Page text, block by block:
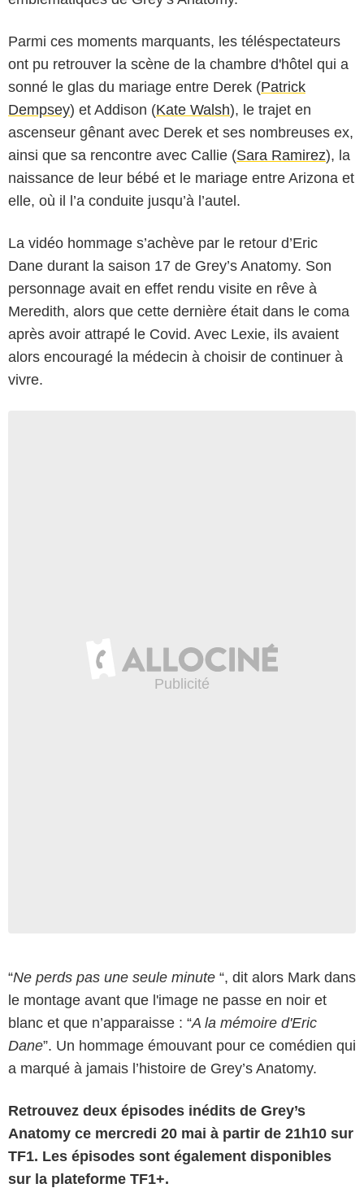
Parmi ces moments marquants, les téléspectateurs
ont pu retrouver la scène de la chambre d'hôtel qui a
sonné le glas du mariage entre Derek (Patrick
Dempsey) et Addison (Kate Walsh), le trajet en
ascenseur gênant avec Derek et ses nombreuses ex,
ainsi que sa rencontre avec Callie (Sara Ramirez), la
naissance de leur bébé et le mariage entre Arizona et
elle, où il l’a conduite jusqu’à l’autel.
La vidéo hommage s’achève par le retour d’Eric
Dane durant la saison 17 de Grey’s Anatomy. Son
personnage avait en effet rendu visite en rêve à
Meredith, alors que cette dernière était dans le coma
après avoir attrapé le Covid. Avec Lexie, ils avaient
alors encouragé la médecin à choisir de continuer à
vivre.
“Ne perds pas une seule minute “, dit alors Mark dans
le montage avant que l'image ne passe en noir et
blanc et que n’apparaisse : “A la mémoire d'Eric
Dane”. Un hommage émouvant pour ce comédien qui
a marqué à jamais l’histoire de Grey’s Anatomy.
Retrouvez deux épisodes inédits de Grey’s
Anatomy ce mercredi 20 mai à partir de 21h10 sur
TF1. Les épisodes sont également disponibles
sur la plateforme TF1+.